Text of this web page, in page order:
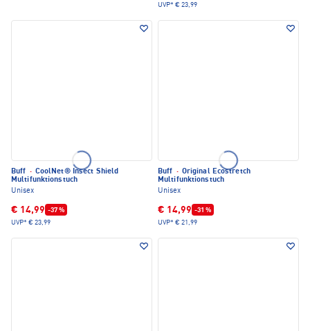
UVP* € 23,99
Buff · CoolNet® Insect Shield
Multifunktionstuch
Unisex
€ 14,99 -37 %
UVP* € 23,99
Buff · Original Ecostretch
Multifunktionstuch
Unisex
€ 14,99 -31 %
UVP* € 21,99